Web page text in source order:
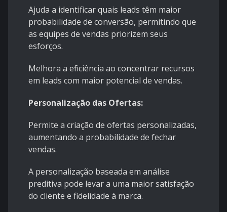
Ajuda a identificar quais leads têm maior
probabilidade de conversão, permitindo que
as equipes de vendas priorizem seus
esforços.
Melhora a eficiência ao concentrar recursos
em leads com maior potencial de vendas.
Personalização das Ofertas:
Permite a criação de ofertas personalizadas,
aumentando a probabilidade de fechar
vendas.
A personalização baseada em análise
preditiva pode levar a uma maior satisfação
do cliente e fidelidade à marca.